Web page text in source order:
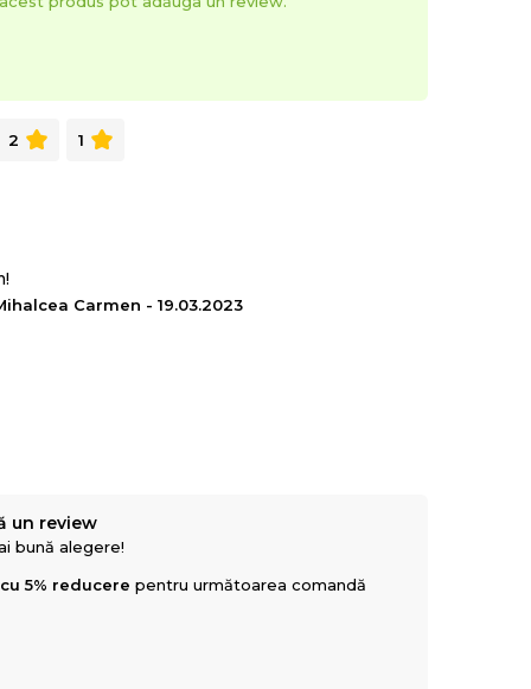
2 1
Carmen - 19.03.2023
un review
bună alegere!
5% reducere pentru următoarea comandă